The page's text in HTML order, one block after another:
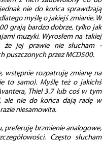
nie do końca sprawdzają
myślę o jakiejś zmianie. W
grają bardzo dobrze, tylko jak
muzyki. Wyrosłem na takiej
że jej prawie nie słucham -
puszczonych przez MCD500.
wstępnie rozpatruję zmianę na
to samo). Myślę też o jakichś
Thiel 3.7 lub coś w tym
ale nie do końca dają radę w
niesamowita.
preferuję brzmienie analogowe,
Często słucham